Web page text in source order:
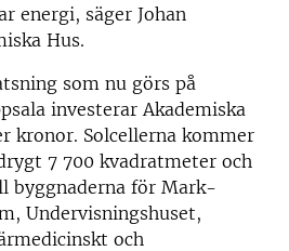
energi, säger Johan
Hus.
som nu görs på
investerar Akademiska
kronor. Solcellerna kommer
7 700 kvadratmeter och
byggnaderna för Mark-
Undervisningshuset,
och